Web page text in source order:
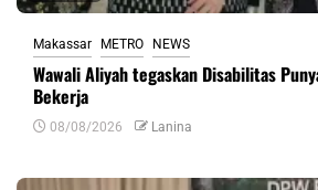
Makassar METRO NEWS
Wawali Aliyah tegaskan Disabilitas
Bekerja
08/08/2026 Lanina